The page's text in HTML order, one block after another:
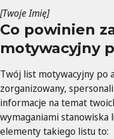
[Twoje Imię]
Co powinien
motywacyjny
Twój list motywacyjny po
zorganizowany,
informacje na temat
wymaganiami stanowiska
elementy takiego listu to: